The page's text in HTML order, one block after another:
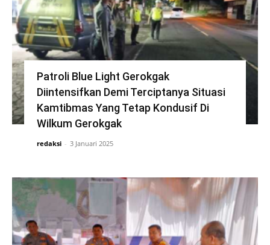
Patroli Blue Light Gerokgak
Diintensifkan Demi Terciptanya Situasi
Kamtibmas Yang Tetap Kondusif Di
Wilkum Gerokgak
redaksi - 3 Januari 2025